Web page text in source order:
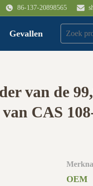
86-137-20898565
Gevallen
van de
CAS
OEM